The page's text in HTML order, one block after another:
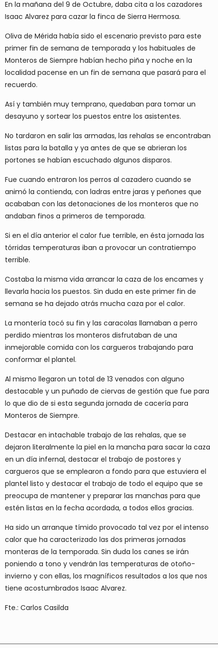
En la mañana del 9 de Octubre, daba cita a los cazadores
Isaac Alvarez para cazar la finca de Sierra Hermosa.
Oliva de Mérida había sido el escenario previsto para este
primer fin de semana de temporada y los habituales de
Monteros de Siempre habían hecho piña y noche en la
localidad pacense en un fin de semana que pasará para el
recuerdo.
Así y también muy temprano, quedaban para tomar un
desayuno y sortear los puestos entre los asistentes.
No tardaron en salir las armadas, las rehalas se encontraban
listas para la batalla y ya antes de que se abrieran los
portones se habían escuchado algunos disparos.
Fue cuando entraron los perros al cazadero cuando se
animó la contienda, con ladras entre jaras y peñones que
acababan con las detonaciones de los monteros que no
andaban finos a primeros de temporada.
Si en el día anterior el calor fue terrible, en ésta jornada las
tórridas temperaturas iban a provocar un contratiempo
terrible.
Costaba la misma vida arrancar la caza de los encames y
llevarla hacia los puestos. Sin duda en este primer fin de
semana se ha dejado atrás mucha caza por el calor.
La montería tocó su fin y las caracolas llamaban a perro
perdido mientras los monteros disfrutaban de una
inmejorable comida con los cargueros trabajando para
conformar el plantel.
Al mismo llegaron un total de 13 venados con alguno
destacable y un puñado de ciervas de gestión que fue para
lo que dio de si esta segunda jornada de cacería para
Monteros de Siempre.
Destacar en intachable trabajo de las rehalas, que se
dejaron literalmente la piel en la mancha para sacar la caza
en un día infernal, destacar el trabajo de postores y
cargueros que se emplearon a fondo para que estuviera el
plantel listo y destacar el trabajo de todo el equipo que se
preocupa de mantener y preparar las manchas para que
estén listas en la fecha acordada, a todos ellos gracias.
Ha sido un arranque tímido provocado tal vez por el intenso
calor que ha caracterizado las dos primeras jornadas
monteras de la temporada. Sin duda los canes se irán
poniendo a tono y vendrán las temperaturas de otoño-
invierno y con ellas, los magníficos resultados a los que nos
tiene acostumbrados Isaac Alvarez.
Fte.: Carlos Casilda